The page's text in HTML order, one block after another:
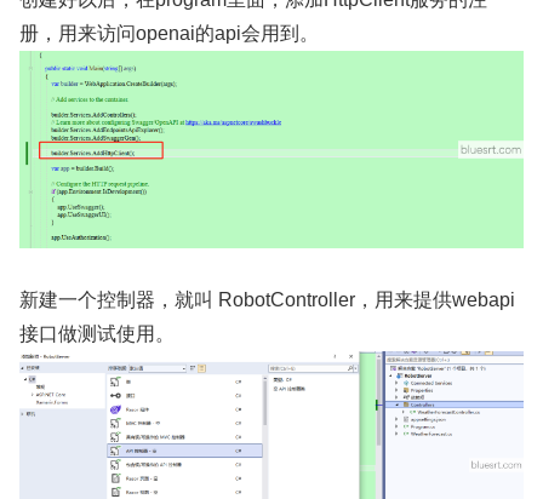
册，用来访问openai的api会用到。
新建一个控制器，就叫 RobotController，用来提供webapi
接口做测试使用。